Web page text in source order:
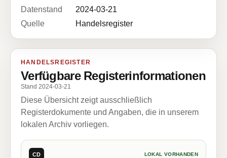
Datenstand
2024-03-21
Quelle
Handelsregister
HANDELSREGISTER
Verfügbare Registerinformationen
Stand 2024-03-21
Diese Übersicht zeigt ausschließlich
Registerdokumente und Angaben, die in unserem
lokalen Archiv vorliegen.
CD LOKAL VORHANDEN